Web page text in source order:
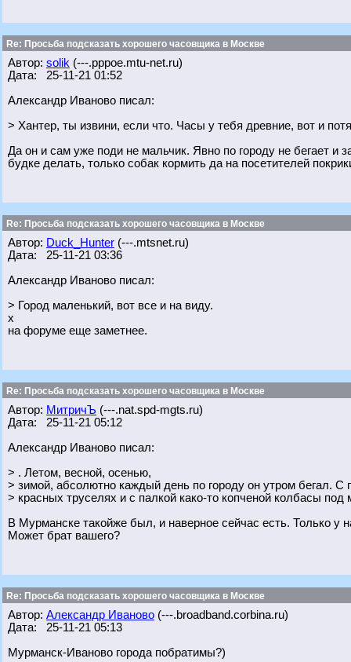
Re: Просьба подсказать хорошего часовщика в Москве
Автор: solik (---.pppoe.mtu-net.ru)
Дата: 25-11-21 01:52
Александр Иваново писал:
> Хантер, ты извини, если что. Часы у тебя древние, вот и
Да он и сам уже поди не мальчик. Явно по городу не бегает и
будке делать, только собак кормить да на посетителей
Re: Просьба подсказать хорошего часовщика в Москве
Автор: Duck_Hunter (---.mtsnet.ru)
Дата: 25-11-21 03:36
Александр Иваново писал:
> Город маленький, вот все и на виду.
х
на форуме еще заметнее.
Re: Просьба подсказать хорошего часовщика в Москве
Автор: МитричЪ (---.nat.spd-mgts.ru)
Дата: 25-11-21 05:12
Александр Иваново писал:
> . Летом, весной, осенью,
> зимой, абсолютно каждый день по городу он утром бегал. С
> красных труселях и с палкой како-то копченой колбасы
В Мурманске такойже был, и наверное сейчас есть. Только у
Может брат вашего?
Re: Просьба подсказать хорошего часовщика в Москве
Автор: Александр Иваново (---.broadband.corbina.ru)
Дата: 25-11-21 05:13
Мурманск-Иваново города побратимы?)